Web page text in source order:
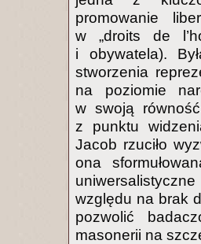
promowanie
w „droits de
i obywatela).
stworzenia
na poziomie
w swoją
z punktu
Jacob rzuciło
ona
względu na brak
pozwolić
masonerii na